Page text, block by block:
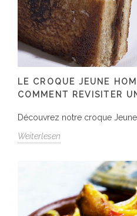
LE CROQUE JEUNE
COMMENT REVISITER
Découvrez notre croque
Weiterlesen